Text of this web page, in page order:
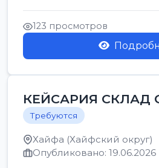
Офаким, Нети...
123 просмотров
КЕЙСАРИЯ
Требуются
Хайфа (Хайфский округ)
Опубликовано: 19.06.2026